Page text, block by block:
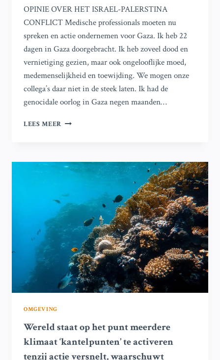
OPINIE OVER HET ISRAEL-PALERSTINA
CONFLICT Medische professionals moeten nu
spreken en actie ondernemen voor Gaza. Ik heb 22
dagen in Gaza doorgebracht. Ik heb zoveel dood en
vernietiging gezien, maar ook ongelooflijke moed,
medemenselijkheid en toewijding. We mogen onze
collega’s daar niet in de steek laten. Ik had de
genocidale oorlog in Gaza negen maanden…
LEES MEER MEDISCHE
SPREKEN
EN
OVER
GAZA
OMGEVING
Wereld staat op het punt meerdere
klimaat ‘kantelpunten’ te activeren
tenzij actie versnelt, waarschuwt